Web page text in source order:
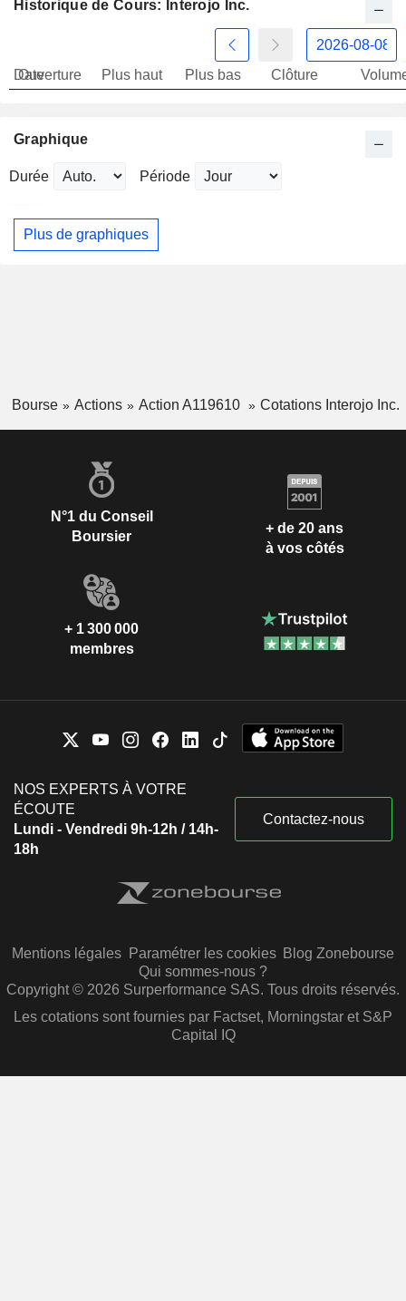
Historique de Cours: Interojo Inc.
Date
Ouverture Plus haut Plus bas Clôture
Graphique
Durée Période
Plus de graphiques
Bourse Actions Action A119610 Cotations Interojo Inc.
N°1 du Conseil
Boursier
+ de 20 ans
à vos côtés
+ 1 300 000
membres
NOS EXPERTS À VOTRE
ÉCOUTE
Lundi - Vendredi 9h-12h / 14h-
18h
Contactez-nous
Mentions légales Paramétrer les cookies Blog Zonebourse
Qui sommes-nous ?
Copyright © 2026 Surperformance SAS. Tous droits réservés.
Les cotations sont fournies par Factset, Morningstar et S&P
Capital IQ